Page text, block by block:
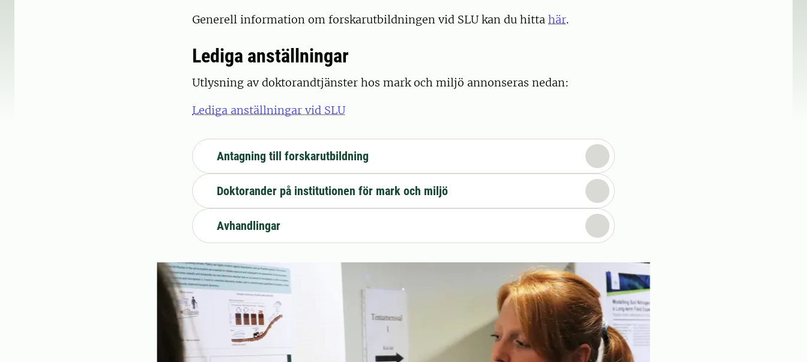
Generell information om forskarutbildningen vid SLU kan du hitta här.
Lediga anställningar
Utlysning av doktorandtjänster hos mark och miljö annonseras nedan:
Lediga anställningar vid SLU
Antagning till forskarutbildning
Doktorander på institutionen för mark och miljö
Avhandlingar